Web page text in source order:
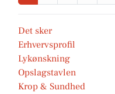
Det sker
Erhvervsprofil
Lykønskning
Opslagstavlen
Krop & Sundhed